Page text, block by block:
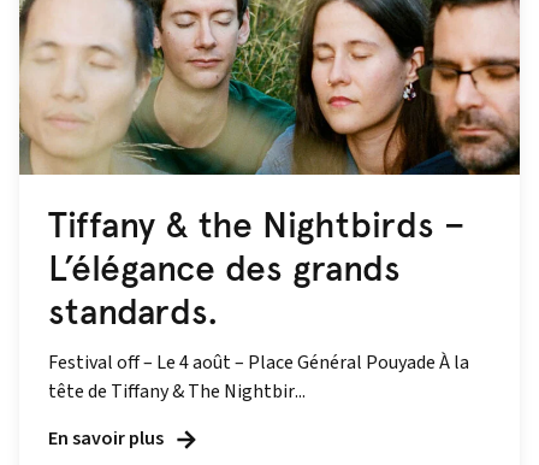
Tiffany & the Nightbirds –
L’élégance des grands
standards.
Festival off – Le 4 août – Place Général Pouyade À la
tête de Tiffany & The Nightbir...
En savoir plus